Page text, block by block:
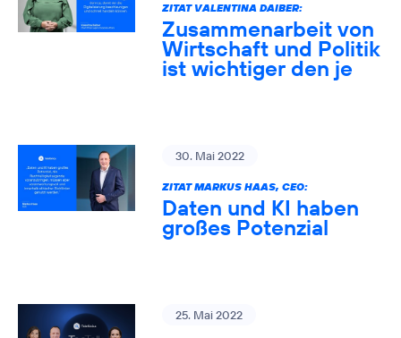
ZITAT VALENTINA DAIBER:
Zusammenarbeit von
Wirtschaft und Politik
ist wichtiger den je
30. Mai 2022
ZITAT MARKUS HAAS, CEO:
Daten und KI haben
großes Potenzial
25. Mai 2022